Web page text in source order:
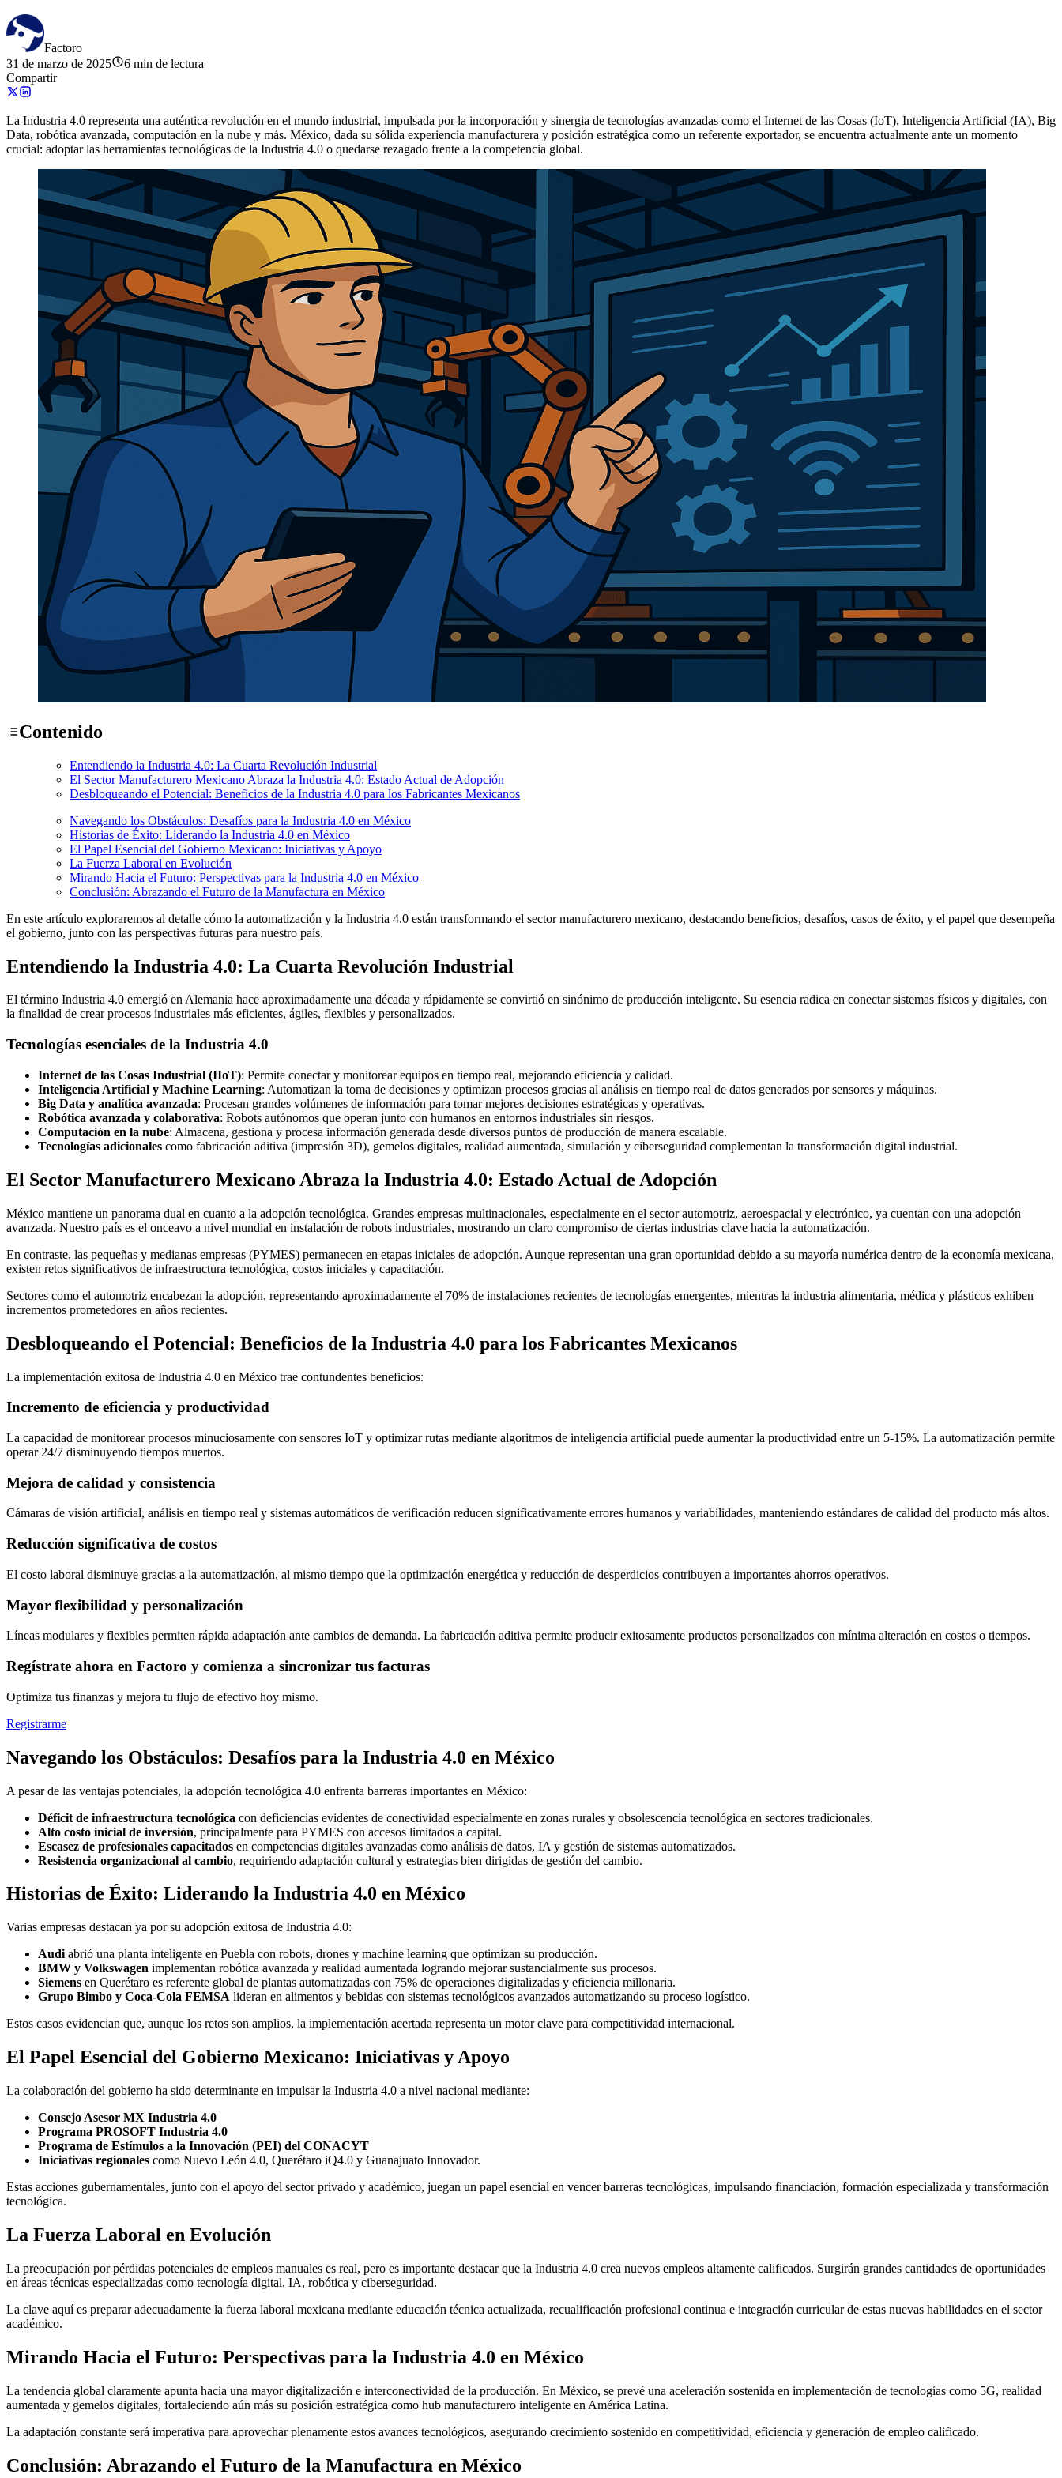
Factoro
31 de marzo de 2025
6 min de lectura
Compartir
La Industria 4.0 representa una auténtica revolución en el mundo industrial, impulsada por la incorporación y sinergia de tecnologías avanzadas como el Internet de las Cosas (IoT), Inteligencia Artificial (IA), Big
Data, robótica avanzada, computación en la nube y más. México, dada su sólida experiencia manufacturera y posición estratégica como un referente exportador, se encuentra actualmente ante un momento
crucial: adoptar las herramientas tecnológicas de la Industria 4.0 o quedarse rezagado frente a la competencia global.
Contenido
Entendiendo la Industria 4.0: La Cuarta Revolución Industrial
El Sector Manufacturero Mexicano Abraza la Industria 4.0: Estado Actual de Adopción
Desbloqueando el Potencial: Beneficios de la Industria 4.0 para los Fabricantes Mexicanos
Navegando los Obstáculos: Desafíos para la Industria 4.0 en México
Historias de Éxito: Liderando la Industria 4.0 en México
El Papel Esencial del Gobierno Mexicano: Iniciativas y Apoyo
La Fuerza Laboral en Evolución
Mirando Hacia el Futuro: Perspectivas para la Industria 4.0 en México
Conclusión: Abrazando el Futuro de la Manufactura en México
En este artículo exploraremos al detalle cómo la automatización y la Industria 4.0 están transformando el sector manufacturero mexicano, destacando beneficios, desafíos, casos de éxito, y el papel que desempeña
el gobierno, junto con las perspectivas futuras para nuestro país.
Entendiendo la Industria 4.0: La Cuarta Revolución Industrial
El término Industria 4.0 emergió en Alemania hace aproximadamente una década y rápidamente se convirtió en sinónimo de producción inteligente. Su esencia radica en conectar sistemas físicos y digitales, con
la finalidad de crear procesos industriales más eficientes, ágiles, flexibles y personalizados.
Tecnologías esenciales de la Industria 4.0
Internet de las Cosas Industrial (IIoT): Permite conectar y monitorear equipos en tiempo real, mejorando eficiencia y calidad.
Inteligencia Artificial y Machine Learning: Automatizan la toma de decisiones y optimizan procesos gracias al análisis en tiempo real de datos generados por sensores y máquinas.
Big Data y analítica avanzada: Procesan grandes volúmenes de información para tomar mejores decisiones estratégicas y operativas.
Robótica avanzada y colaborativa: Robots autónomos que operan junto con humanos en entornos industriales sin riesgos.
Computación en la nube: Almacena, gestiona y procesa información generada desde diversos puntos de producción de manera escalable.
Tecnologías adicionales como fabricación aditiva (impresión 3D), gemelos digitales, realidad aumentada, simulación y ciberseguridad complementan la transformación digital industrial.
El Sector Manufacturero Mexicano Abraza la Industria 4.0: Estado Actual de Adopción
México mantiene un panorama dual en cuanto a la adopción tecnológica. Grandes empresas multinacionales, especialmente en el sector automotriz, aeroespacial y electrónico, ya cuentan con una adopción
avanzada. Nuestro país es el onceavo a nivel mundial en instalación de robots industriales, mostrando un claro compromiso de ciertas industrias clave hacia la automatización.
En contraste, las pequeñas y medianas empresas (PYMES) permanecen en etapas iniciales de adopción. Aunque representan una gran oportunidad debido a su mayoría numérica dentro de la economía mexicana,
existen retos significativos de infraestructura tecnológica, costos iniciales y capacitación.
Sectores como el automotriz encabezan la adopción, representando aproximadamente el 70% de instalaciones recientes de tecnologías emergentes, mientras la industria alimentaria, médica y plásticos exhiben
incrementos prometedores en años recientes.
Desbloqueando el Potencial: Beneficios de la Industria 4.0 para los Fabricantes Mexicanos
La implementación exitosa de Industria 4.0 en México trae contundentes beneficios:
Incremento de eficiencia y productividad
La capacidad de monitorear procesos minuciosamente con sensores IoT y optimizar rutas mediante algoritmos de inteligencia artificial puede aumentar la productividad entre un 5-15%. La automatización permite
operar 24/7 disminuyendo tiempos muertos.
Mejora de calidad y consistencia
Cámaras de visión artificial, análisis en tiempo real y sistemas automáticos de verificación reducen significativamente errores humanos y variabilidades, manteniendo estándares de calidad del producto más altos.
Reducción significativa de costos
El costo laboral disminuye gracias a la automatización, al mismo tiempo que la optimización energética y reducción de desperdicios contribuyen a importantes ahorros operativos.
Mayor flexibilidad y personalización
Líneas modulares y flexibles permiten rápida adaptación ante cambios de demanda. La fabricación aditiva permite producir exitosamente productos personalizados con mínima alteración en costos o tiempos.
Regístrate ahora en Factoro y comienza a sincronizar tus facturas
Optimiza tus finanzas y mejora tu flujo de efectivo hoy mismo.
Registrarme
Navegando los Obstáculos: Desafíos para la Industria 4.0 en México
A pesar de las ventajas potenciales, la adopción tecnológica 4.0 enfrenta barreras importantes en México:
Déficit de infraestructura tecnológica con deficiencias evidentes de conectividad especialmente en zonas rurales y obsolescencia tecnológica en sectores tradicionales.
Alto costo inicial de inversión, principalmente para PYMES con accesos limitados a capital.
Escasez de profesionales capacitados en competencias digitales avanzadas como análisis de datos, IA y gestión de sistemas automatizados.
Resistencia organizacional al cambio, requiriendo adaptación cultural y estrategias bien dirigidas de gestión del cambio.
Historias de Éxito: Liderando la Industria 4.0 en México
Varias empresas destacan ya por su adopción exitosa de Industria 4.0:
Audi abrió una planta inteligente en Puebla con robots, drones y machine learning que optimizan su producción.
BMW y Volkswagen implementan robótica avanzada y realidad aumentada logrando mejorar sustancialmente sus procesos.
Siemens en Querétaro es referente global de plantas automatizadas con 75% de operaciones digitalizadas y eficiencia millonaria.
Grupo Bimbo y Coca-Cola FEMSA lideran en alimentos y bebidas con sistemas tecnológicos avanzados automatizando su proceso logístico.
Estos casos evidencian que, aunque los retos son amplios, la implementación acertada representa un motor clave para competitividad internacional.
El Papel Esencial del Gobierno Mexicano: Iniciativas y Apoyo
La colaboración del gobierno ha sido determinante en impulsar la Industria 4.0 a nivel nacional mediante:
Consejo Asesor MX Industria 4.0
Programa PROSOFT Industria 4.0
Programa de Estímulos a la Innovación (PEI) del CONACYT
Iniciativas regionales como Nuevo León 4.0, Querétaro iQ4.0 y Guanajuato Innovador.
Estas acciones gubernamentales, junto con el apoyo del sector privado y académico, juegan un papel esencial en vencer barreras tecnológicas, impulsando financiación, formación especializada y transformación
tecnológica.
La Fuerza Laboral en Evolución
La preocupación por pérdidas potenciales de empleos manuales es real, pero es importante destacar que la Industria 4.0 crea nuevos empleos altamente calificados. Surgirán grandes cantidades de oportunidades
en áreas técnicas especializadas como tecnología digital, IA, robótica y ciberseguridad.
La clave aquí es preparar adecuadamente la fuerza laboral mexicana mediante educación técnica actualizada, recualificación profesional continua e integración curricular de estas nuevas habilidades en el sector
académico.
Mirando Hacia el Futuro: Perspectivas para la Industria 4.0 en México
La tendencia global claramente apunta hacia una mayor digitalización e interconectividad de la producción. En México, se prevé una aceleración sostenida en implementación de tecnologías como 5G, realidad
aumentada y gemelos digitales, fortaleciendo aún más su posición estratégica como hub manufacturero inteligente en América Latina.
La adaptación constante será imperativa para aprovechar plenamente estos avances tecnológicos, asegurando crecimiento sostenido en competitividad, eficiencia y generación de empleo calificado.
Conclusión: Abrazando el Futuro de la Manufactura en México